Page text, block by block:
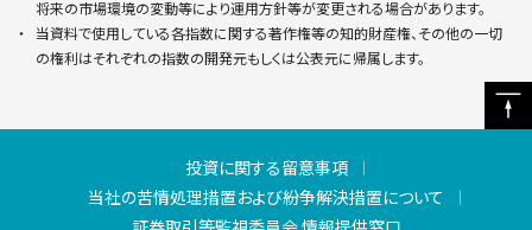
将来の市場環境の変動等により運用方針等が変更される場合があります。
当資料で使用している各指数に関する著作権等の知的財産権、その他の一切
の権利はそれぞれの指数の開発元もしくは公表元に帰属します。
投資に関する留意事項
当社の苦情処理措置および紛争解決措置について